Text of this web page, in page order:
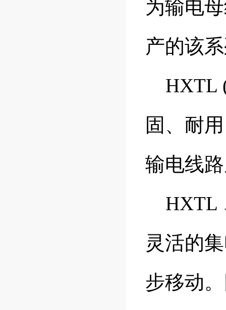
为输电
产的该
HXTL
固、耐
输电线
HXTL
灵活的
步移动